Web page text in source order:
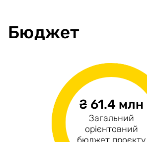
Бюджет
₴ 61.4 млн
Загальний
орієнтовний
₴60.4 млн
Капітальні витрати
₴1.0 млн
Операційні
витрати